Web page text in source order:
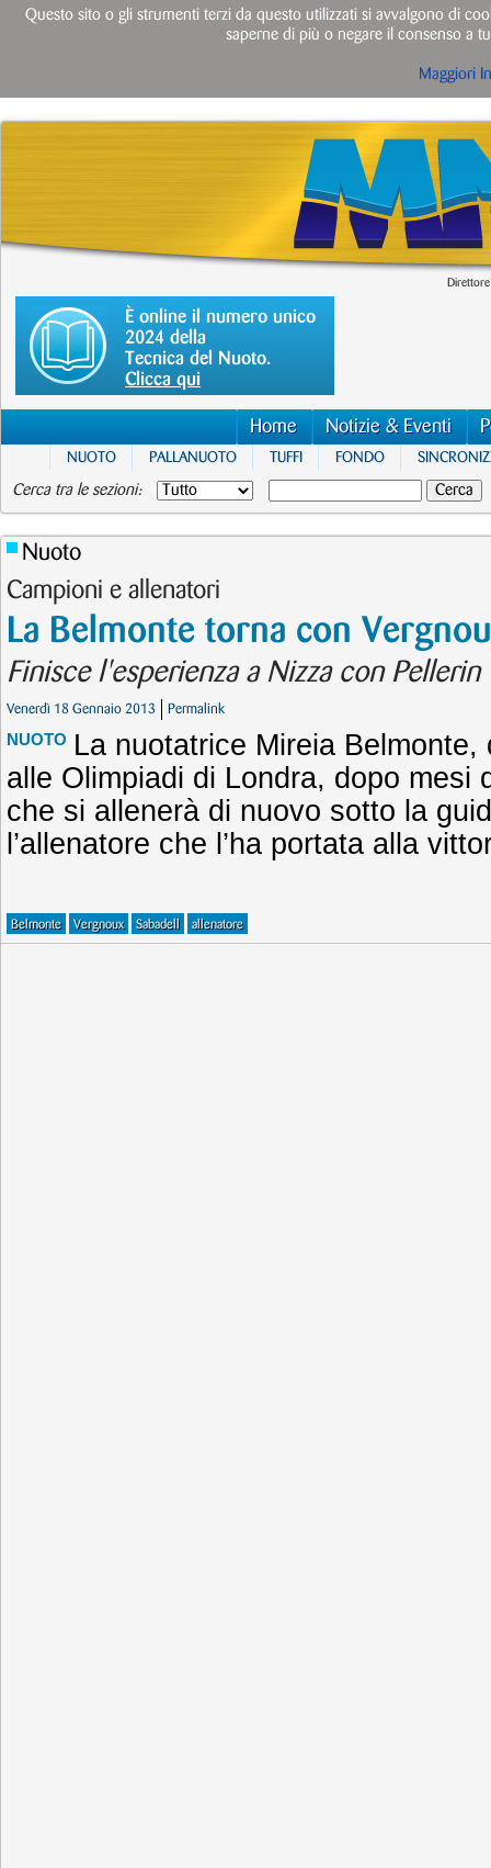
È online il numero unico
2024 della
Tecnica del Nuoto.
Clicca qui
Home Notizie & Eventi
NUOTO PALLANUOTO TUFFI FONDO
Cerca tra le sezioni:
Nuoto
Campioni e allenatori
La Belmonte torna con
Finisce l'esperienza a Nizza con Pellerin
Venerdì 18 Gennaio 2013 Permalink
NUOTO La nuotatrice Mireia Belmonte,
alle Olimpiadi di Londra, dopo mesi
che si allenerà di nuovo sotto la
l’allenatore che l’ha portata alla
Belmonte Vergnoux Sabadell allenatore
Questo sito o gli strumenti terzi da questo utilizzati si avvalgono di
saperne di più o negare il consenso a
Maggiori